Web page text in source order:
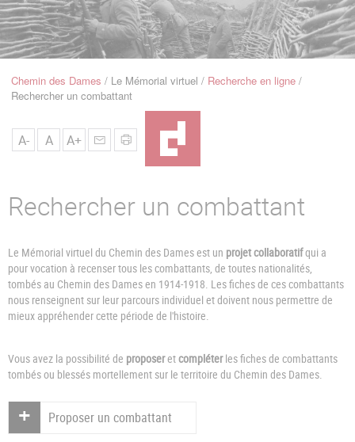
Navigation
Fil
Chemin des Dames Le Mémorial virtuel
Recherche en ligne
Rechercher un combattant
A- A A+
Rechercher un combattant
Le Mémorial virtuel du Chemin des Dames est un projet collaboratifqui a
pour vocation à recenser tous les combattants, de toutes nationalités,
tombés au Chemin des Dames en 1914-1918. Les fiches de ces combattants
nous renseignent sur leur parcours individuel et doivent nous permettre de
mieux appréhender cette période de l'histoire.
Vous avez la possibilité de proposeretcompléterles fiches de combattants
tombés ou blessés mortellement sur le territoire du Chemin des Dames.
Proposer un combattant